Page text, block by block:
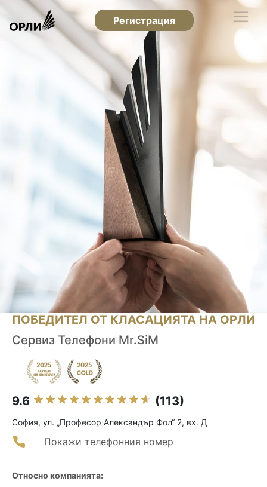
Регистрация
ПОБЕДИТЕЛ ОТ КЛАСАЦИЯТА НА ОРЛИ
Сервиз Телефони Mr.SiM
9.6 (113)
София, ул. „Професор Александър Фол“ 2, вх. Д
Покажи телефонния номер
Относно компанията: